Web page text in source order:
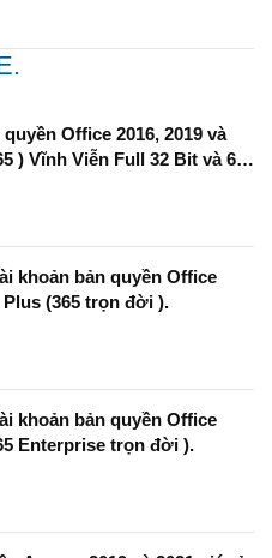
Office 2016, 2019 và
) Vĩnh Viễn Full 32 Bit và 64
khoản bản quyền Office
Plus (365 trọn đời ).
khoản bản quyền Office
Enterprise trọn đời ).